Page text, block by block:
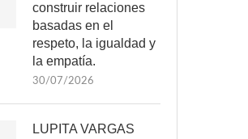
construir relaciones
basadas en el
respeto, la igualdad y
la empatía.
30/07/2026
LUPITA VARGAS